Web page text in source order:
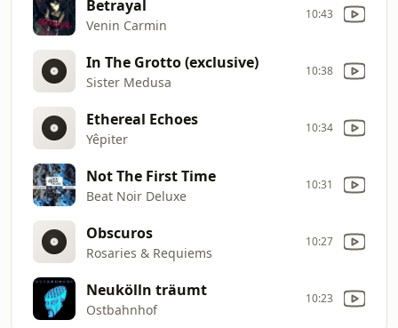
Betrayal
Venin Carmin
10:43
In The Grotto (exclusive)
Sister Medusa
10:38
Ethereal Echoes
Yêpiter
10:34
Not The First Time
Beat Noir Deluxe
10:31
Obscuros
Rosaries & Requiems
10:27
Neukölln träumt
Ostbahnhof
10:23